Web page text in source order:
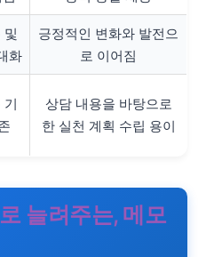
및
화
긍정적인 변화와 발전으
로 이어짐
기
상담 내용을 바탕으로
한 실천 계획 수립 용이
늘려주는, 메모